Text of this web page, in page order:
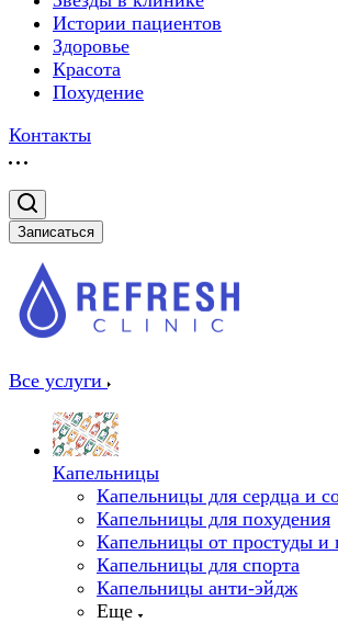
Истории пациентов
Здоровье
Красота
Похудение
Контакты
Записаться
Все услуги
Капельницы
Капельницы для сердца и
Капельницы для похудения
Капельницы от простуды и
Капельницы для спорта
Капельницы анти-эйдж
Еще